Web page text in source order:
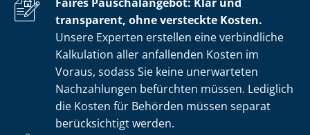
transparent, ohne versteckte Kosten.
Unsere Experten erstellen eine verbindliche
Kalkulation aller anfallenden Kosten im
Voraus, sodass Sie keine unerwarteten
Nachzahlungen befürchten müssen. Lediglich
die Kosten für Behörden müssen separat
berücksichtigt werden.